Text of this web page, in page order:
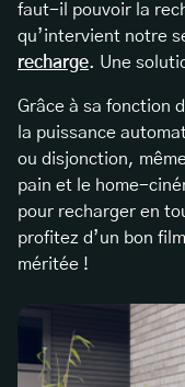
faut-il pouvoir la
qu’intervient notre
recharge. Une
Grâce à sa fonction
la puissance
ou disjonction,
pain et le home-
pour recharger en
profitez d’un bon
méritée !